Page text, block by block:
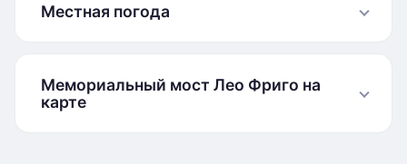
Местная погода
Мемориальный мост Лео Фриго на
карте